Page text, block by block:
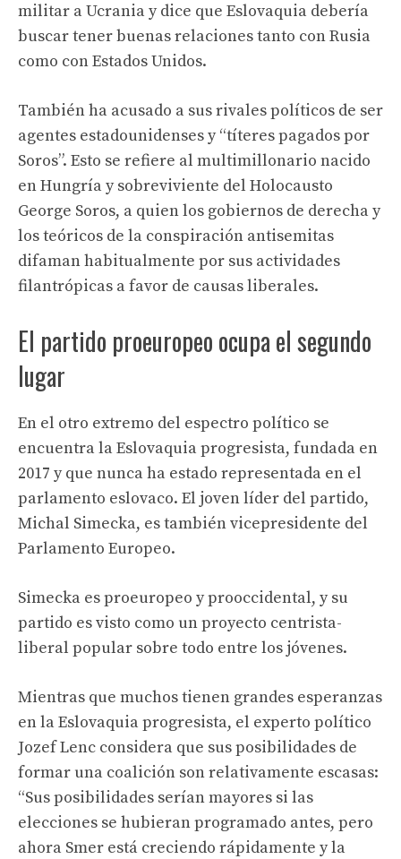
militar a Ucrania y dice que Eslovaquia debería
buscar tener buenas relaciones tanto con Rusia
como con Estados Unidos.
También ha acusado a sus rivales políticos de ser
agentes estadounidenses y “títeres pagados por
Soros”. Esto se refiere al multimillonario nacido
en Hungría y sobreviviente del Holocausto
George Soros, a quien los gobiernos de derecha y
los teóricos de la conspiración antisemitas
difaman habitualmente por sus actividades
filantrópicas a favor de causas liberales.
El partido proeuropeo ocupa el segundo
lugar
En el otro extremo del espectro político se
encuentra la Eslovaquia progresista, fundada en
2017 y que nunca ha estado representada en el
parlamento eslovaco. El joven líder del partido,
Michal Simecka, es también vicepresidente del
Parlamento Europeo.
Simecka es proeuropeo y prooccidental, y su
partido es visto como un proyecto centrista-
liberal popular sobre todo entre los jóvenes.
Mientras que muchos tienen grandes esperanzas
en la Eslovaquia progresista, el experto político
Jozef Lenc considera que sus posibilidades de
formar una coalición son relativamente escasas:
“Sus posibilidades serían mayores si las
elecciones se hubieran programado antes, pero
ahora Smer está creciendo rápidamente y la